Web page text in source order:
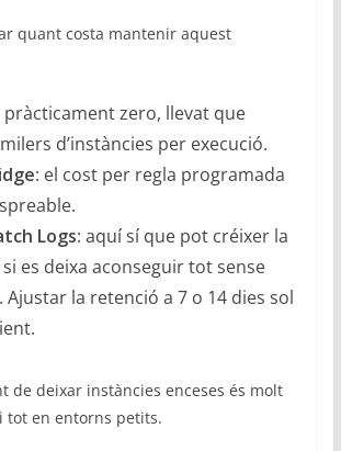
quant costa mantenir aquest
pràcticament zero, llevat que
d’instàncies per execució.
: el cost per regla programada
Logs: aquí sí que pot créixer la
es deixa aconseguir tot sense
Ajustar la retenció a 7 o 14 dies sol
de deixar instàncies enceses és molt
tot en entorns petits.